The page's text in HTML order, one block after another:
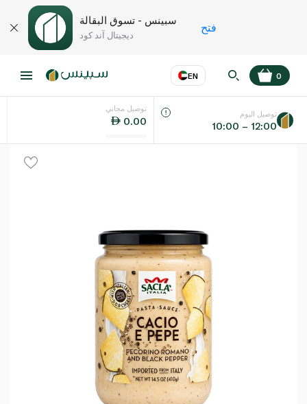
سبينس - تسوق البقالة
ديجيتال آند كود
فتح
EN
اللغة عر
0
توصيل مجاني
0.00
توصيل اليوم
10:00 – 12:00